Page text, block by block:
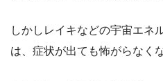
しかしレイキなどの宇宙エネ
は、症状が出ても怖がらなく